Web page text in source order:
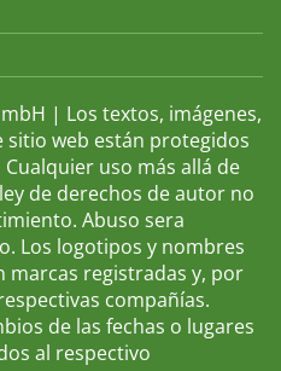
| Los textos, imágenes,
sitio web están protegidos
uso más allá de
de derechos de autor no
Abuso sera
Los logotipos y nombres
marcas registradas y, por
compañías.
de las fechas o lugares
al respectivo